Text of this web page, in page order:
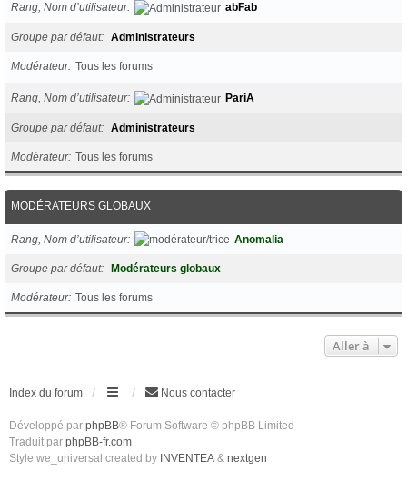
Rang, Nom d’utilisateur abFab
Groupe par défaut Administrateurs
Modérateur Tous les forums
Rang, Nom d’utilisateur PariA
Groupe par défaut Administrateurs
Modérateur Tous les forums
MODÉRATEURS GLOBAUX
Rang, Nom d’utilisateur Anomalia
Groupe par défaut Modérateurs globaux
Modérateur Tous les forums
Aller à
Index du forum Nous contacter
Développé par phpBB® Forum Software © phpBB Limited
Traduit par phpBB-fr.com
Style we_universal created by INVENTEA & nextgen